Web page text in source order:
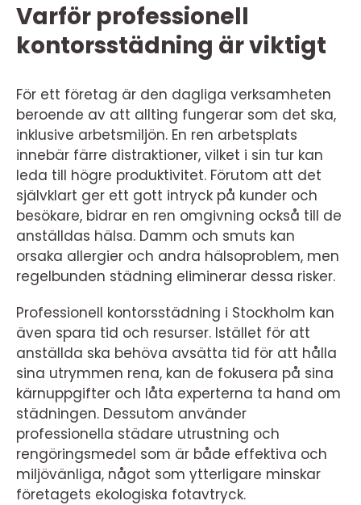
Varför professionell
kontorsstädning är viktigt
För ett företag är den dagliga verksamheten
beroende av att allting fungerar som det ska,
inklusive arbetsmiljön. En ren arbetsplats
innebär färre distraktioner, vilket i sin tur kan
leda till högre produktivitet. Förutom att det
självklart ger ett gott intryck på kunder och
besökare, bidrar en ren omgivning också till de
anställdas hälsa. Damm och smuts kan
orsaka allergier och andra hälsoproblem, men
regelbunden städning eliminerar dessa risker.
Professionell kontorsstädning i Stockholm kan
även spara tid och resurser. Istället för att
anställda ska behöva avsätta tid för att hålla
sina utrymmen rena, kan de fokusera på sina
kärnuppgifter och låta experterna ta hand om
städningen. Dessutom använder
professionella städare utrustning och
rengöringsmedel som är både effektiva och
miljövänliga, något som ytterligare minskar
företagets ekologiska fotavtryck.